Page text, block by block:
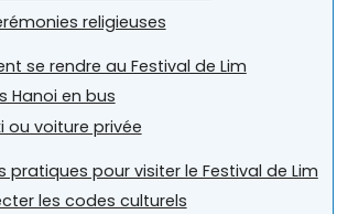
religieuses
se rendre au Festival de Lim
Hanoi en bus
ou voiture privée
pratiques pour visiter le Festival de Lim
les codes culturels